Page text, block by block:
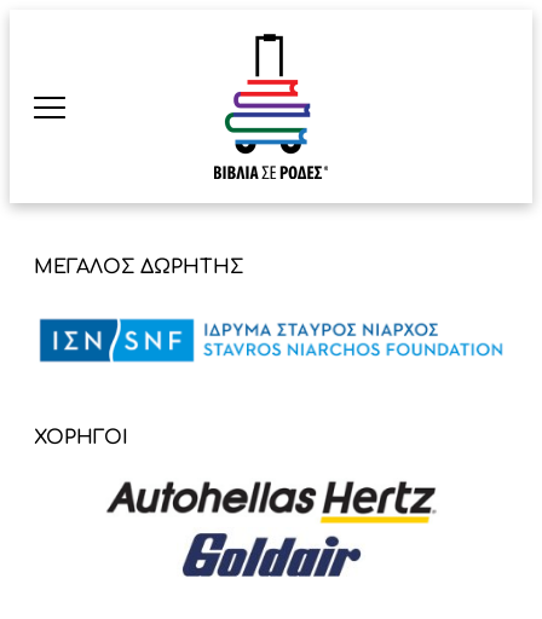
ΜΕΓΑΛΟΣ ΔΩΡΗΤΗΣ
ΧΟΡΗΓΟΙ